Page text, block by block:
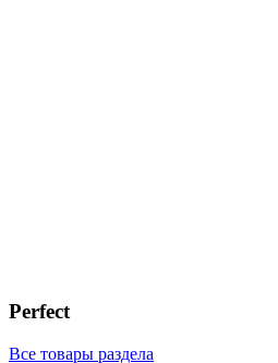
Perfect
Все товары раздела